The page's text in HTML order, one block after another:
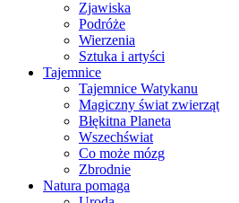
Zjawiska
Podróże
Wierzenia
Sztuka i artyści
Tajemnice
Tajemnice Watykanu
Magiczny świat zwierząt
Błękitna Planeta
Wszechświat
Co może mózg
Zbrodnie
Natura pomaga